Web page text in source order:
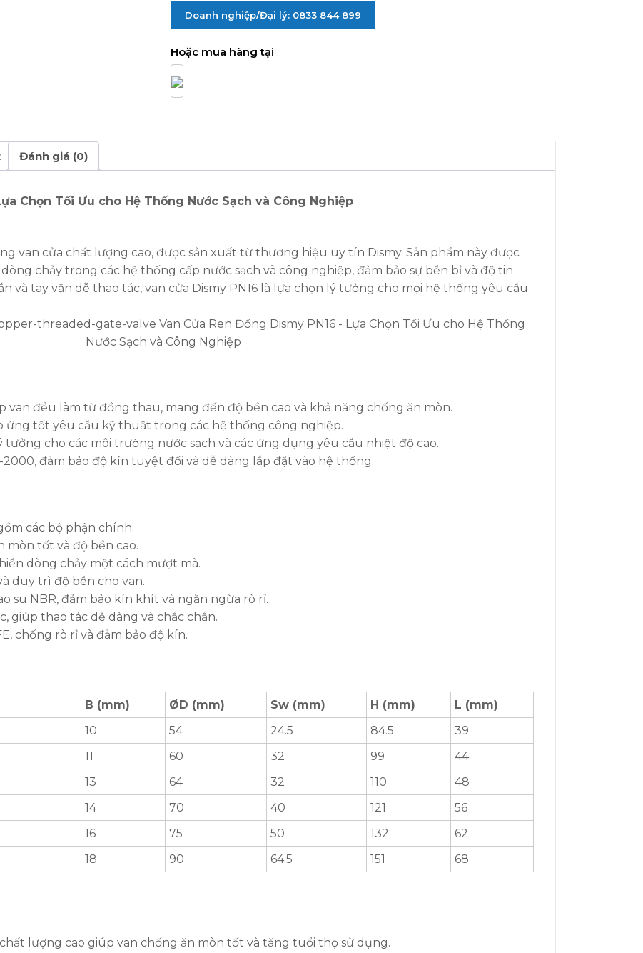
Doanh nghiệp/Đại lý: 0833 844 899
Hoặc mua hàng tại
Đánh giá (0)
Chọn Tối Ưu cho Hệ Thống Nước Sạch và Công Nghiệp
van cửa chất lượng cao, được sản xuất từ thương hiệu uy tín Dismy. Sản phẩm này được
chảy trong các hệ thống cấp nước sạch và công nghiệp, đảm bảo sự bền bỉ và độ tin
và tay vặn dễ thao tác, van cửa Dismy PN16 là lựa chọn lý tưởng cho mọi hệ thống yêu cầu
van đều làm từ đồng thau, mang đến độ bền cao và khả năng chống ăn mòn.
ứng tốt yêu cầu kỹ thuật trong các hệ thống công nghiệp.
tưởng cho các môi trường nước sạch và các ứng dụng yêu cầu nhiệt độ cao.
2000, đảm bảo độ kín tuyệt đối và dễ dàng lắp đặt vào hệ thống.
các bộ phận chính:
mòn tốt và độ bền cao.
dòng chảy một cách mượt mà.
duy trì độ bền cho van.
su NBR, đảm bảo kín khít và ngăn ngừa rò rỉ.
giúp thao tác dễ dàng và chắc chắn.
chống rò rỉ và đảm bảo độ kín.
B (mm) ØD (mm) Sw (mm) H (mm)
L (mm)
10 54 24.5 84.5
39
11 60 32 99
44
13 64 32 110
48
14 70 40 121
56
16 75 50 132
62
18 90 64.5 151 68
lượng cao giúp van chống ăn mòn tốt và tăng tuổi thọ sử dụng.